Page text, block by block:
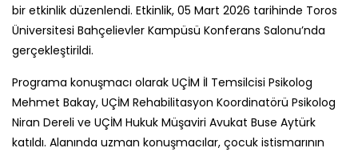
bir etkinlik düzenlendi. Etkinlik, 05 Mart 2026 tarihinde Toros
Üniversitesi Bahçelievler Kampüsü Konferans Salonu’nda
gerçekleştirildi.
Programa konuşmacı olarak UÇİM İl Temsilcisi Psikolog
Mehmet Bakay, UÇİM Rehabilitasyon Koordinatörü Psikolog
Niran Dereli ve UÇİM Hukuk Müşaviri Avukat Buse Aytürk
katıldı. Alanında uzman konuşmacılar, çocuk istismarının